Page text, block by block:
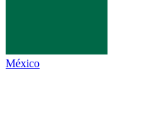
México